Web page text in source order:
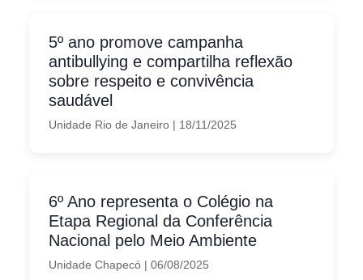
5º ano promove campanha
antibullying e compartilha reflexão
sobre respeito e convivência
saudável
Unidade Rio de Janeiro | 18/11/2025
6º Ano representa o Colégio na
Etapa Regional da Conferência
Nacional pelo Meio Ambiente
Unidade Chapecó | 06/08/2025